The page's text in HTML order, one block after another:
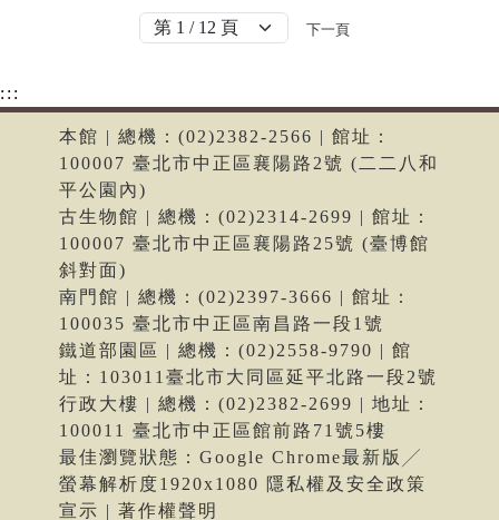
下一頁
:::
本館 | 總機：(02)2382-2566 | 館址：
100007 臺北市中正區襄陽路2號 (二二八和
平公園內)
古生物館 | 總機：(02)2314-2699 | 館址：
100007 臺北市中正區襄陽路25號 (臺博館
斜對面)
南門館 | 總機：(02)2397-3666 | 館址：
100035 臺北市中正區南昌路一段1號
鐵道部園區 | 總機：(02)2558-9790 | 館
址：103011臺北市大同區延平北路一段2號
行政大樓 | 總機：(02)2382-2699 | 地址：
100011 臺北市中正區館前路71號5樓
最佳瀏覽狀態：Google Chrome最新版╱
螢幕解析度1920x1080 隱私權及安全政策
宣示 | 著作權聲明